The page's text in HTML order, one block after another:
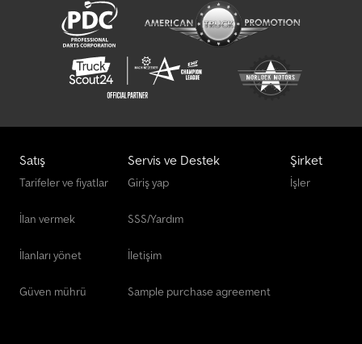
requirements. Showroom Address: Im Mannenberg 9a, 53557 Bad
Hönningen For further information or custom configurations,
please don’t hesitate to contact us!
Satış
Tarifeler ve fiyatlar
İlan vermek
İlanları yönet
Güven mührü
Servis ve Destek
Giriş yap
SSS/Yardım
İletişim
Sample purchase agreement
Şirket
İşler